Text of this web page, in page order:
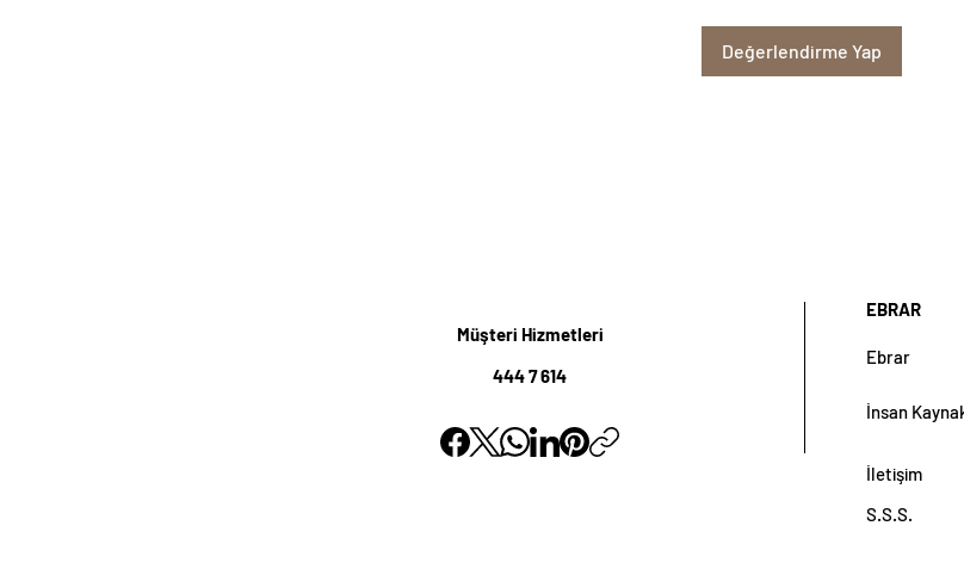
Değerlendirme Yap
Müşteri Hizmetleri
444 7 614
EBRAR
Ebrar
İnsan
İletişim
S.S.S.